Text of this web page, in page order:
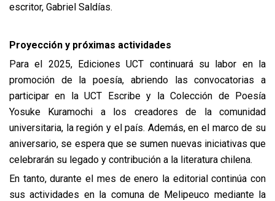
escritor, Gabriel Saldías.
Proyección y próximas actividades
Para el 2025, Ediciones UCT continuará su labor en la
promoción de la poesía, abriendo las convocatorias a
participar en la UCT Escribe y la Colección de Poesía
Yosuke Kuramochi a los creadores de la comunidad
universitaria, la región y el país. Además, en el marco de su
aniversario, se espera que se sumen nuevas iniciativas que
celebrarán su legado y contribución a la literatura chilena.
En tanto, durante el mes de enero la editorial continúa con
sus actividades en la comuna de Melipeuco mediante la